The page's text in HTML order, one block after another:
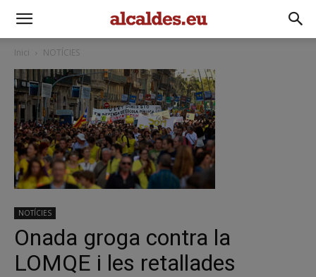
Inici NOTÍCIES
NOTÍCIES
Onada groga contra la
LOMQE i les retallades